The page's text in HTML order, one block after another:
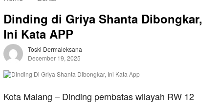
Dinding di Griya Shanta Dibongkar,
Ini Kata APP
Toski Dermaleksana
December 19, 2025
Kota Malang – Dinding pembatas wilayah RW 12